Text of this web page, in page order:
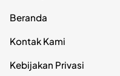
Beranda
Kontak Kami
Kebijakan Privasi